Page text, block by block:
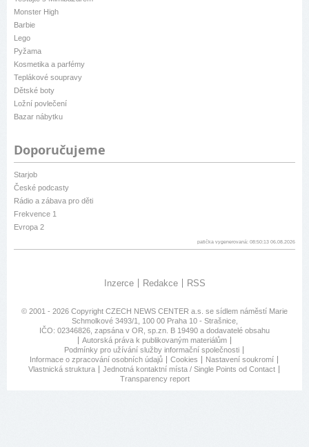
Monster High
Barbie
Lego
Pyžama
Kosmetika a parfémy
Teplákové soupravy
Dětské boty
Ložní povlečení
Bazar nábytku
Doporučujeme
Starjob
České podcasty
Rádio a zábava pro děti
Frekvence 1
Evropa 2
patička vygenerovaná: 08:50:13 06.08.2026
Inzerce Redakce RSS
© 2001 - 2026 Copyright CZECH NEWS CENTER a.s. se sídlem náměstí Marie
Schmolkové 3493/1, 100 00 Praha 10 - Strašnice,
IČO: 02346826, zapsána v OR, sp.zn. B 19490 a dodavatelé obsahu
Autorská práva k publikovaným materiálům
Podmínky pro užívání služby informační společnosti
Informace o zpracování osobních údajů
Cookies
Nastavení soukromí
Vlastnická struktura
Jednotná kontaktní místa / Single Points od Contact
Transparency report